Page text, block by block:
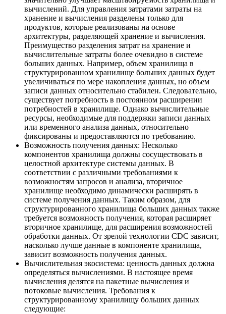
вычислений. Для управления затратами затраты на
хранение и вычисления разделены только для
продуктов, которые реализованы на основе
архитектуры, разделяющей хранение и вычисления.
Преимущество разделения затрат на хранение и
вычислительные затраты более очевидно в системе
больших данных. Например, объем хранилища в
структурированном хранилище больших данных будет
увеличиваться по мере накопления данных, но объем
записи данных относительно стабилен. Следовательно,
существует потребность в постоянном расширении
потребностей в хранилище. Однако вычислительные
ресурсы, необходимые для поддержки записи данных
или временного анализа данных, относительно
фиксированы и предоставляются по требованию.
Возможность получения данных: Несколько
компонентов хранилища должны сосуществовать в
целостной архитектуре системы данных. В
соответствии с различными требованиями к
возможностям запросов и анализа, вторичное
хранилище необходимо динамически расширять в
системе получения данных. Таким образом, для
структурированного хранилища больших данных также
требуется возможность получения, которая расширяет
вторичное хранилище, для расширения возможностей
обработки данных. От зрелой технологии CDC зависит,
насколько лучше данные в компоненте хранилища,
зависит возможность получения данных.
Вычислительная экосистема: ценность данных должна
определяться вычислениями. В настоящее время
вычисления делятся на пакетные вычисления и
потоковые вычисления. Требования к
структурированному хранилищу больших данных
следующие: